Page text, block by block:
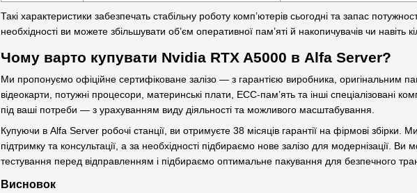
Такі характеристики забезпечать стабільну роботу комп’ютерів сьогодні та запас
необхідності ви можете збільшувати об’єм оперативної пам’яті й накопичувачів чи навіть
Чому варто купувати Nvidia RTX A5000 в Alfa Server?
Ми пропонуємо офіційне сертифіковане залізо — з гарантією виробника, оригінальним
відеокарти, потужні процесори, материнські плати, ECC-пам’ять та інші спеціалізовані
під ваші потреби — з урахуванням виду діяльності та можливого масштабування.
Купуючи в Alfa Server робочі станції, ви отримуєте 38 місяців гарантії на фірмові
підтримку та консультації, а за необхідності підбираємо нове залізо для модернізації.
тестування перед відправленням і підбираємо оптимальне пакування для безпечного
Висновок